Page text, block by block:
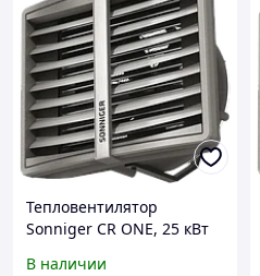
Тепловентилятор
Sonniger CR ONE, 25 кВт
В наличии